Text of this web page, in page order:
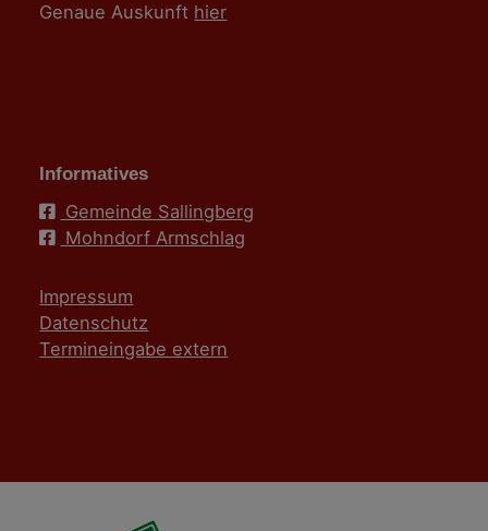
Genaue Auskunft hier
Informatives
Gemeinde Sallingberg
Mohndorf Armschlag
Impressum
Datenschutz
Termineingabe extern